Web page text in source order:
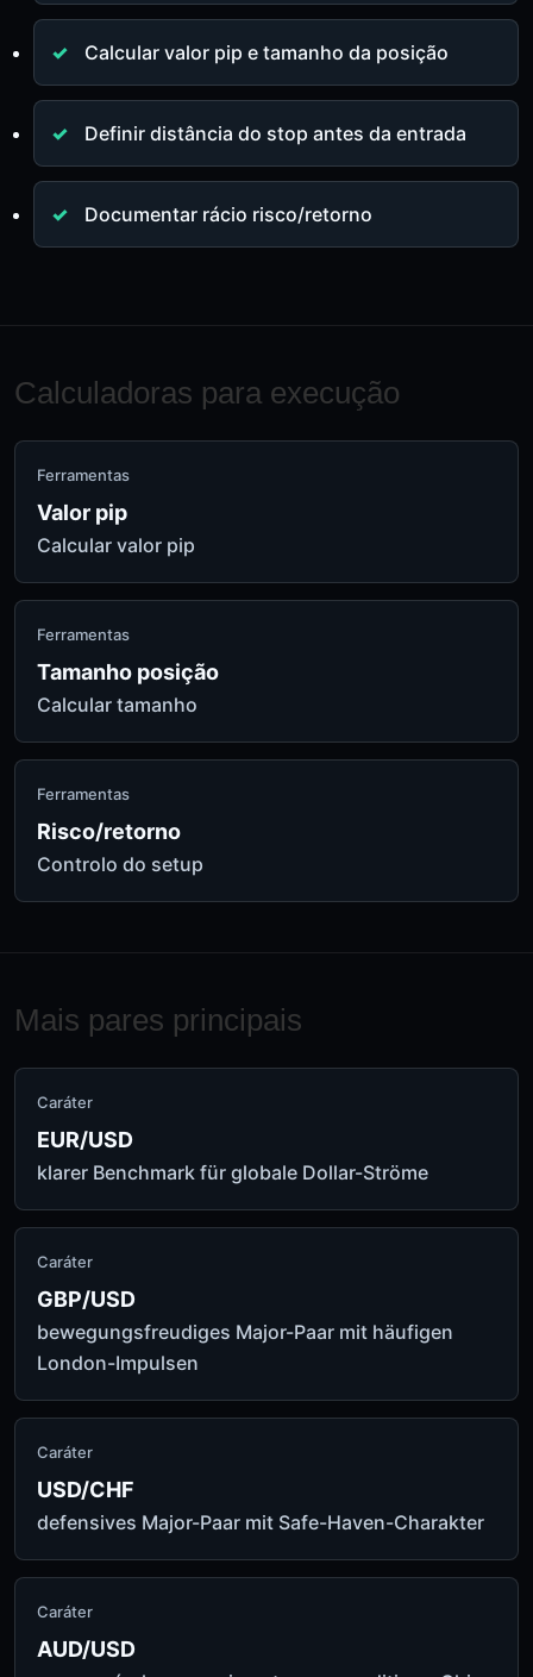
Calcular valor pip e tamanho da posição
Definir distância do stop antes da entrada
Documentar rácio risco/retorno
Calculadoras para execução
Ferramentas
Valor pip
Calcular valor pip
Ferramentas
Tamanho posição
Calcular tamanho
Ferramentas
Risco/retorno
Controlo do setup
Mais pares principais
Caráter
EUR/USD
klarer Benchmark für globale Dollar-Ströme
Caráter
GBP/USD
bewegungsfreudiges Major-Paar mit häufigen
London-Impulsen
Caráter
USD/CHF
defensives Major-Paar mit Safe-Haven-Charakter
Caráter
AUD/USD